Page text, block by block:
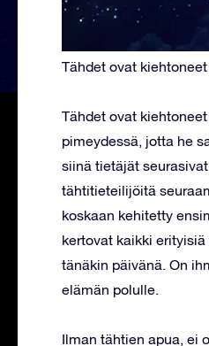
Tähdet ovat
Tähdet ovat
pimeydessä, jotta he
siinä tietäjät
tähtitieteilijöitä
koskaan kehitetty
kertovat kaikki
tänäkin päivänä. On
elämän polulle.
Ilman tähtien apua, ei